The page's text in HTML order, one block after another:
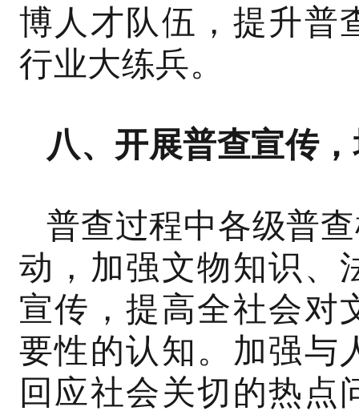
博人才队伍，提升普
行业大练兵。
八、开展普查宣传
普查过程中各级普
动，加强文物知识、
宣传，提高全社会对
要性的认知。加强与
回应社会关切的热点